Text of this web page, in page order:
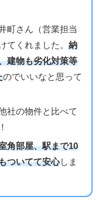
町さん（営業担当
てくれました。 納
建物も劣化対策等
のでいいなと思って
社の物件と比べて
角部屋、駅まで10
ついてて安心しま